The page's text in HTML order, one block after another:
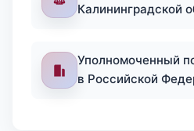
Калининградской
Уполномоченный
в Российской